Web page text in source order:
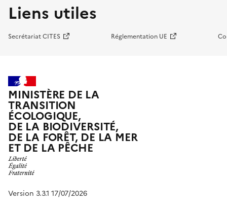
Liens utiles
Secrétariat CITES Réglementation UE
MINISTÈRE DE LA
TRANSITION
ÉCOLOGIQUE,
DE LA BIODIVERSITÉ,
DE LA FORÊT, DE LA MER
ET DE LA PÊCHE
Version 3.3.1 17/07/2026